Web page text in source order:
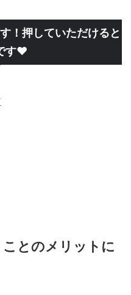
！押していただけると
す❤
とのメリットに